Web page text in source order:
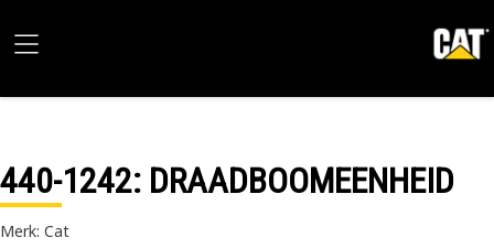
440-1242: DRAADBOOMEENHEID
Merk: Cat